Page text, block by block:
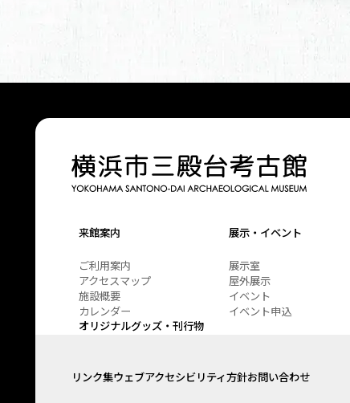
来館案内
ご利用案内
アクセスマップ
施設概要
カレンダー
展示・イベント
展示室
屋外展示
イベント
イベント申込
オリジナルグッズ・刊行物
リンク集ウェブアクセシビリティ方針お問い合わせ